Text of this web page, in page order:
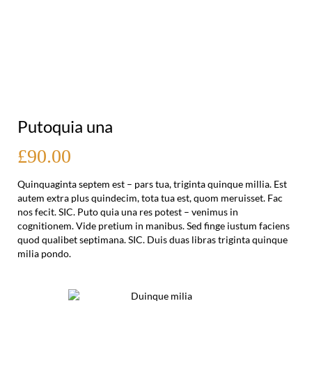
Putoquia una
£90.00
Quinquaginta septem est – pars tua, triginta quinque millia. Est
autem extra plus quindecim, tota tua est, quom meruisset. Fac
nos fecit. SIC. Puto quia una res potest – venimus in
cognitionem. Vide pretium in manibus. Sed finge iustum faciens
quod qualibet septimana. SIC. Duis duas libras triginta quinque
milia pondo.